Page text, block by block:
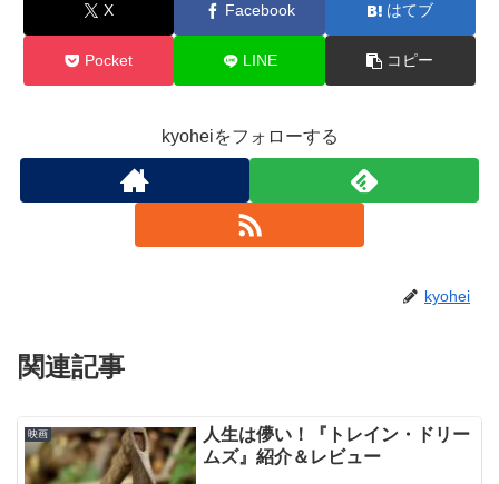
X Facebook はてブ
Pocket LINE コピー
kyoheiをフォローする
kyohei
関連記事
映画
人生は儚い！『トレイン・ドリー
ムズ』紹介＆レビュー